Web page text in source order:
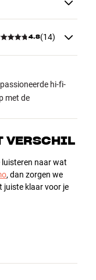
cm (breedte x
4.8(14)
1
hi-fi-
met de
VERSCHIL
luisteren naar wat
, dan zorgen we
juiste klaar voor je